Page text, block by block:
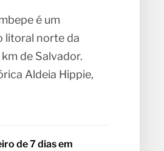
é um
litoral norte da
de Salvador.
Aldeia Hippie,
de 7 dias em